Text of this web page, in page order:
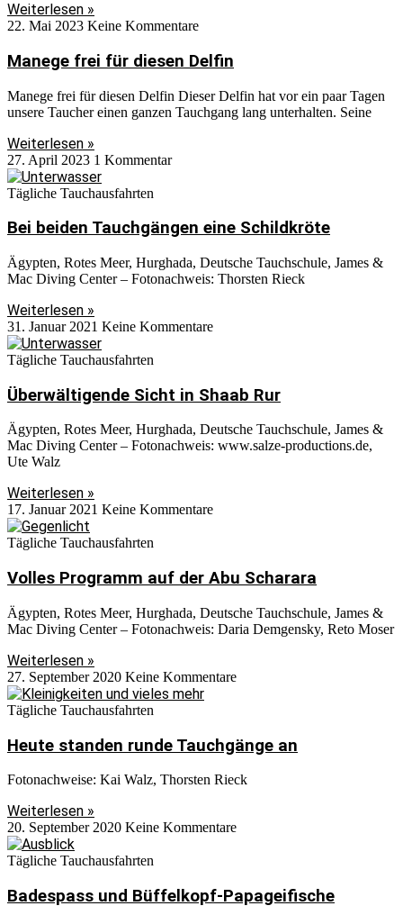
Weiterlesen »
22. Mai 2023 Keine Kommentare
Manege frei für diesen Delfin
Manege frei für diesen Delfin Dieser Delfin hat vor ein paar Tagen
unsere Taucher einen ganzen Tauchgang lang unterhalten. Seine
Weiterlesen »
27. April 2023 1 Kommentar
Tägliche Tauchausfahrten
Bei beiden Tauchgängen eine Schildkröte
Ägypten, Rotes Meer, Hurghada, Deutsche Tauchschule, James &
Mac Diving Center – Fotonachweis: Thorsten Rieck
Weiterlesen »
31. Januar 2021 Keine Kommentare
Tägliche Tauchausfahrten
Überwältigende Sicht in Shaab Rur
Ägypten, Rotes Meer, Hurghada, Deutsche Tauchschule, James &
Mac Diving Center – Fotonachweis: www.salze-productions.de,
Ute Walz
Weiterlesen »
17. Januar 2021 Keine Kommentare
Tägliche Tauchausfahrten
Volles Programm auf der Abu Scharara
Ägypten, Rotes Meer, Hurghada, Deutsche Tauchschule, James &
Mac Diving Center – Fotonachweis: Daria Demgensky, Reto Moser
Weiterlesen »
27. September 2020 Keine Kommentare
Tägliche Tauchausfahrten
Heute standen runde Tauchgänge an
Fotonachweise: Kai Walz, Thorsten Rieck
Weiterlesen »
20. September 2020 Keine Kommentare
Tägliche Tauchausfahrten
Badespass und Büffelkopf-Papageifische